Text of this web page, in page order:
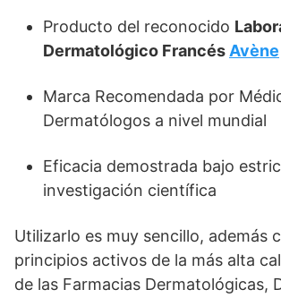
Producto del reconocido
Dermatológico Francés Avène
Marca Recomendada por
Dermatólogos a nivel mundial
Eficacia demostrada bajo
investigación científica
Utilizarlo es muy sencillo, además
principios activos de la más alta
de las Farmacias Dermatológicas,